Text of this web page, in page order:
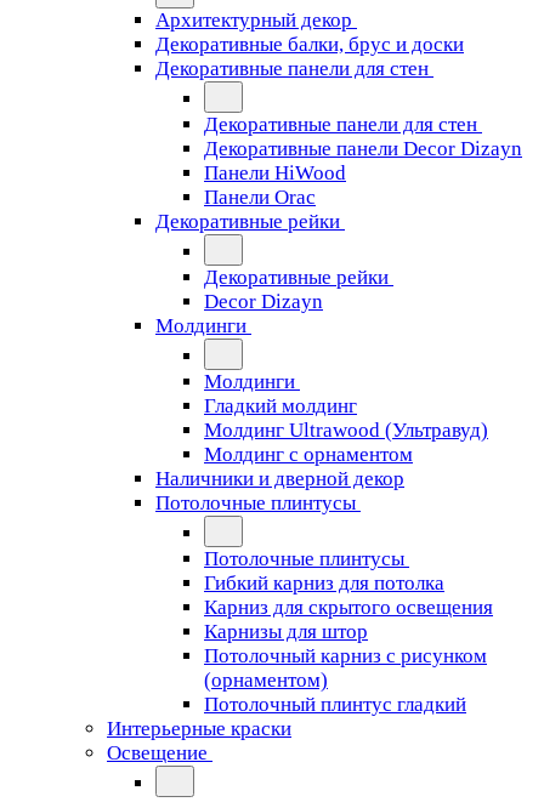
Архитектурный декор
Декоративные балки, брус и доски
Декоративные панели для стен
Декоративные панели для стен
Декоративные панели Decor Dizayn
Панели HiWood
Панели Orac
Декоративные рейки
Декоративные рейки
Decor Dizayn
Молдинги
Молдинги
Гладкий молдинг
Молдинг Ultrawood (Ультравуд)
Молдинг с орнаментом
Наличники и дверной декор
Потолочные плинтусы
Потолочные плинтусы
Гибкий карниз для потолка
Карниз для скрытого освещения
Карнизы для штор
Потолочный карниз с рисунком
(орнаментом)
Потолочный плинтус гладкий
Интерьерные краски
Освещение